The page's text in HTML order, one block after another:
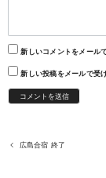
新しいコメントをメール
新しい投稿をメールで受
広島合宿 終了